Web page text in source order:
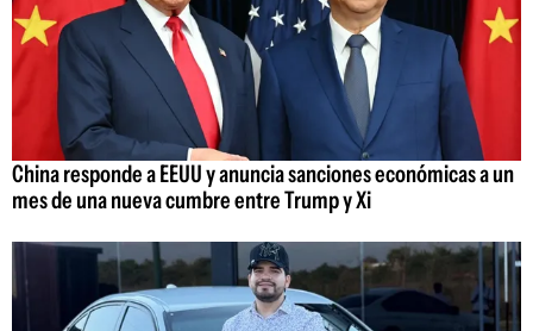
China responde a EEUU y anuncia sanciones económicas a un
mes de una nueva cumbre entre Trump y Xi